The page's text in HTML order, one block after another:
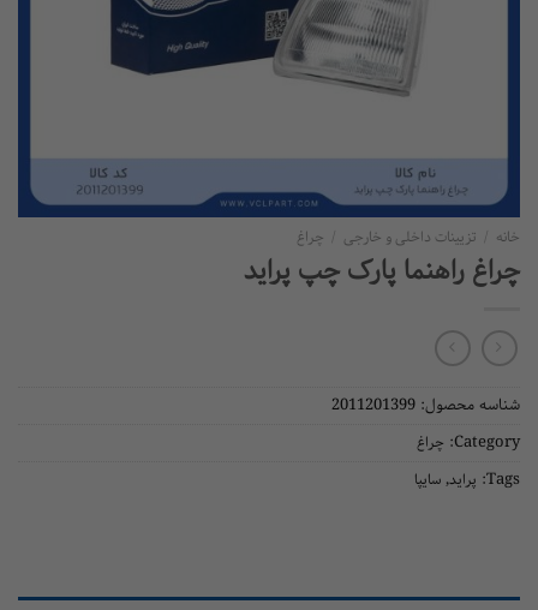
داخلی و خارجی / چراغ
پارک چپ پراید
2011201399
چراغ
,سایپا